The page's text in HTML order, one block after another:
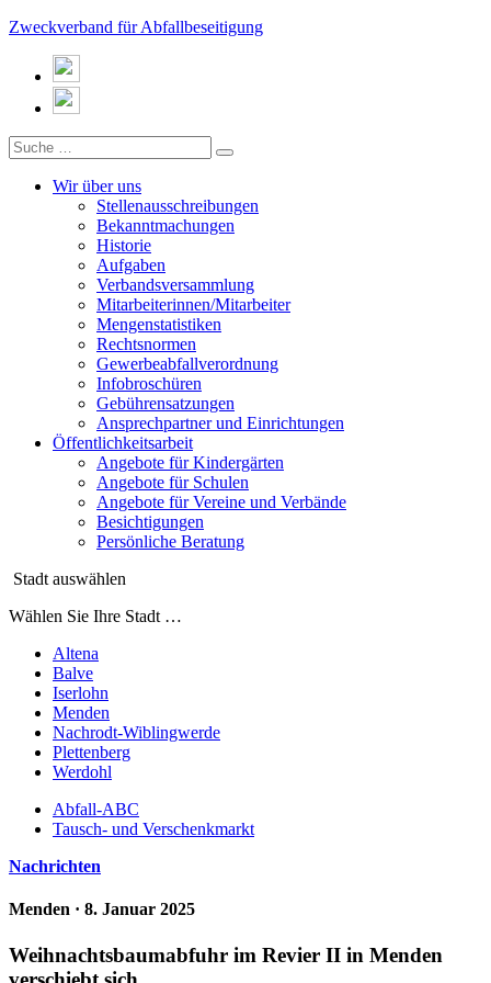
Zweckverband für Abfallbeseitigung
Wir über uns
Stellenausschreibungen
Bekanntmachungen
Historie
Aufgaben
Verbandsversammlung
Mitarbeiterinnen/Mitarbeiter
Mengenstatistiken
Rechtsnormen
Gewerbeabfallverordnung
Infobroschüren
Gebührensatzungen
Ansprechpartner und Einrichtungen
Öffentlichkeitsarbeit
Angebote für Kindergärten
Angebote für Schulen
Angebote für Vereine und Verbände
Besichtigungen
Persönliche Beratung
Stadt auswählen
Wählen Sie Ihre Stadt …
Altena
Balve
Iserlohn
Menden
Nachrodt-Wiblingwerde
Plettenberg
Werdohl
Abfall-ABC
Tausch- und Verschenkmarkt
Nachrichten
Menden · 8. Januar 2025
Weihnachtsbaumabfuhr im Revier II in Menden